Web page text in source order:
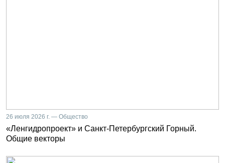
26 июля 2026 г. — Общество
«Ленгидропроект» и Санкт-Петербургский Горный.
Общие векторы